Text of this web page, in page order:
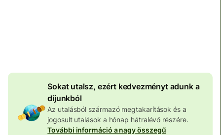
Sokat utalsz, ezért kedvezményt adunk a
díjunkból
Az utalásból származó megtakarítások és a
jogosult utalások a hónap hátralévő részére.
További információ a nagy összegű